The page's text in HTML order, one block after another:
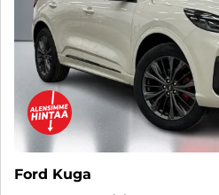
Ford Kuga